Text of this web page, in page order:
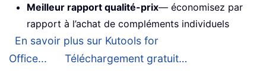
Meilleur rapport qualité-prix— économisez par
rapport à l’achat de compléments individuels
En savoir plus sur Kutools for
Office...
Téléchargement gratuit…